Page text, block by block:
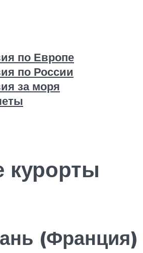
по Европе
по России
за моря
курорты
(Франция)